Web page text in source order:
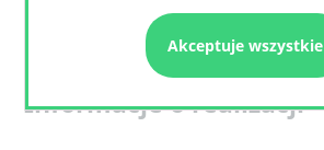
Informacje o realizacji
Akceptuje wszystkie